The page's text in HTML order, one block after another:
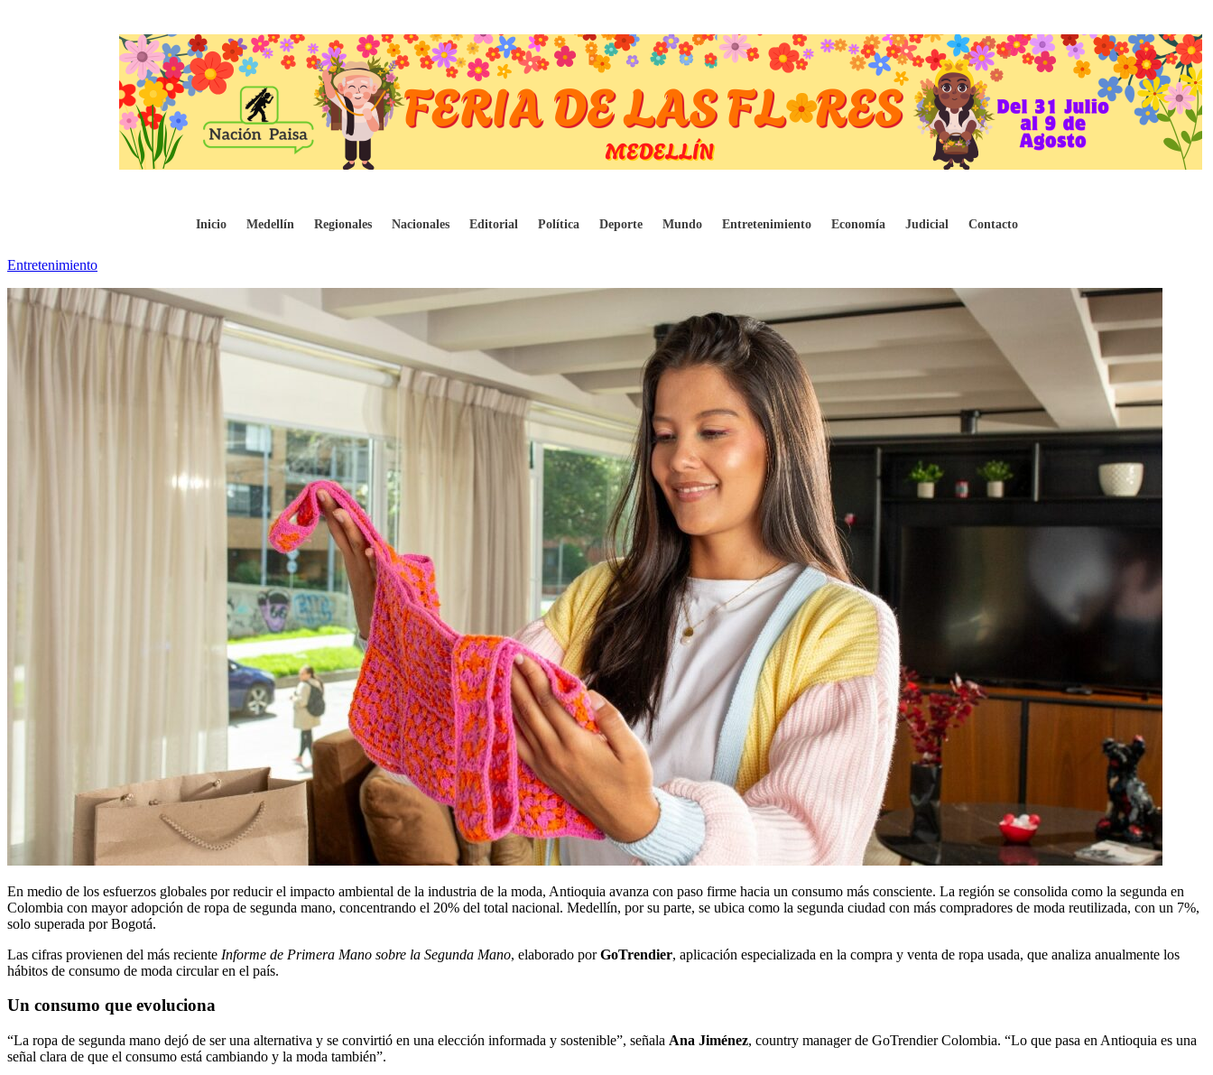
Inicio Medellín Regionales Nacionales Editorial Política Deporte Mundo Entretenimiento Economía Judicial Contacto
Antioquia se posiciona como líder en el consumo de moda de segunda mano en Colombia
Entretenimiento
En medio de los esfuerzos globales por reducir el impacto ambiental de la industria de la moda, Antioquia avanza con paso firme hacia un consumo más consciente. La región se consolida como la segunda en
Colombia con mayor adopción de ropa de segunda mano, concentrando el 20% del total nacional. Medellín, por su parte, se ubica como la segunda ciudad con más compradores de moda reutilizada, con un 7%,
solo superada por Bogotá.
Las cifras provienen del más reciente Informe de Primera Mano sobre la Segunda Mano, elaborado porGoTrendier, aplicación especializada en la compra y venta de ropa usada, que analiza anualmente los
hábitos de consumo de moda circular en el país.
Un consumo que evoluciona
“La ropa de segunda mano dejó de ser una alternativa y se convirtió en una elección informada y sostenible”, señala Ana Jiménez, country manager de GoTrendier Colombia. “Lo que pasa en Antioquia es una
señal clara de que el consumo está cambiando y la moda también”.